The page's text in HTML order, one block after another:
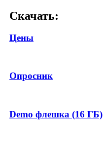
Скачать:
Цены
Опросник
Demo флешка (16 ГБ)